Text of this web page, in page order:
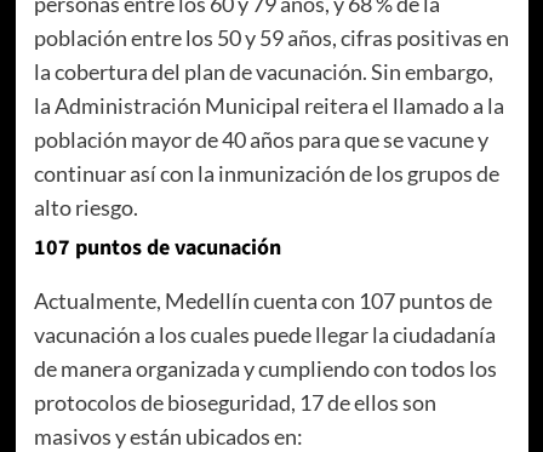
población entre los 50 y 59 años, cifras positivas en
la cobertura del plan de vacunación. Sin embargo,
la Administración Municipal reitera el llamado a la
población mayor de 40 años para que se vacune y
continuar así con la inmunización de los grupos de
alto riesgo.
107 puntos de vacunación
Actualmente, Medellín cuenta con 107 puntos de
vacunación a los cuales puede llegar la ciudadanía
de manera organizada y cumpliendo con todos los
protocolos de bioseguridad, 17 de ellos son
masivos y están ubicados en: